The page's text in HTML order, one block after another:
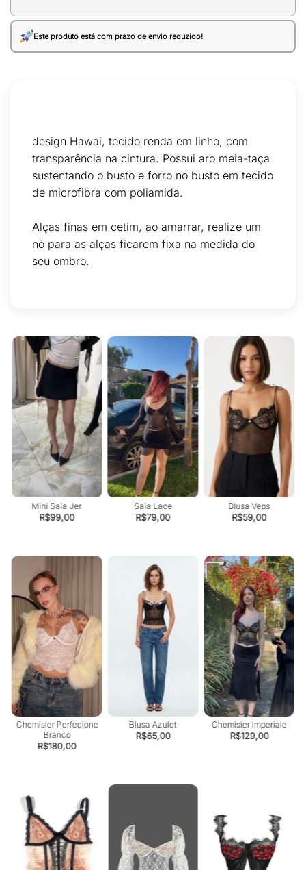
Este produto está com prazo de envio reduzido!
design Hawai, tecido renda em linho, com
transparência na cintura. Possui aro meia-taça
sustentando o busto e forro no busto em tecido
de microfibra com poliamida.
Alças finas em cetim, ao amarrar, realize um
nó para as alças ficarem fixa na medida do
seu ombro.
Mini Saia Jer
R$99,00
Saia Lace
R$79,00
Blusa Veps
R$59,00
Chemisier Imperiale
R$129,00
Blusa Azulet
R$65,00
Chemisier Perfecione
Branco
R$180,00